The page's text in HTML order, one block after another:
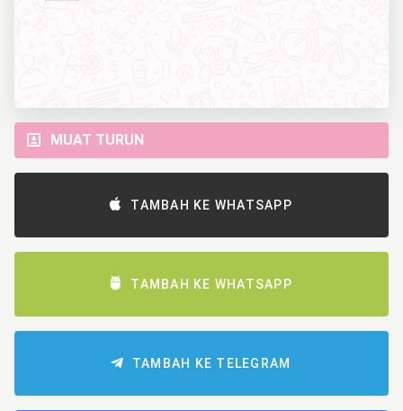
MUAT TURUN
TAMBAH KE WHATSAPP
TAMBAH KE WHATSAPP
TAMBAH KE TELEGRAM